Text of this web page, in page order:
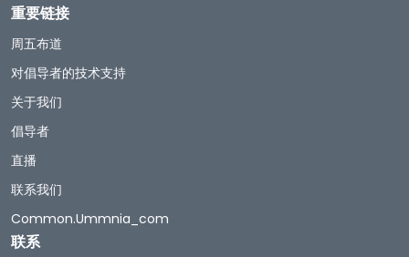
重要链接
周五布道
对倡导者的技术支持
关于我们
倡导者
直播
联系我们
Common.ummnia_com
联系